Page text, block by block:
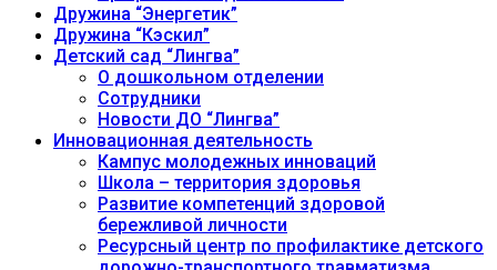
Дружина “Энергетик”
Дружина “Кэскил”
Детский сад “Лингва”
О дошкольном отделении
Сотрудники
Новости ДО “Лингва”
Инновационная деятельность
Кампус молодежных инноваций
Школа – территория здоровья
Развитие компетенций здоровой
бережливой личности
Ресурсный центр по профилактике детского